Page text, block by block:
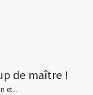
de maître !
et...